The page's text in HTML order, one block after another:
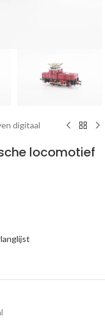
digitaal
locomotief